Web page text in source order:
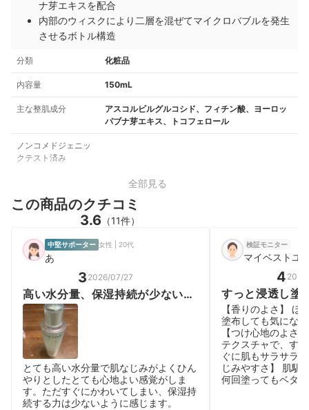
ナ芽エキスを配合
内部のウィスクにより二層を混ぜてマイクロバブルを発生
させるボトル構造
分類 化粧品
内容量 150mL
主な整肌成分
アスコルビルグルコシド、フィチン酸、ヨーロッ
パブナ芽エキス、トコフェロール
ノンコメドジェニッ
クテスト済み
全部見る
この商品のクチコミ
3.6 （11件）
中堅サポーター 女性 | 20代
あ
3 2026/07/27
高い水分量、保湿持続が少ないか
も
とても高い水分量で肌なじみがよくひん
やりとしたとても心地よい感覚がしま
す。ただすぐにかわいてしまい、保湿持
続する力は少ないように感じます。
検証モニター
マイベストユ
4
すっと浸透し塗
サラサラします
【香りのよさ】 ほ
塗布しても気にな
【つけ心地のよさ
テクスチャで、す
ぐに肌もサラサラ
じみやすさ】 肌馴
何回塗ってもベタ